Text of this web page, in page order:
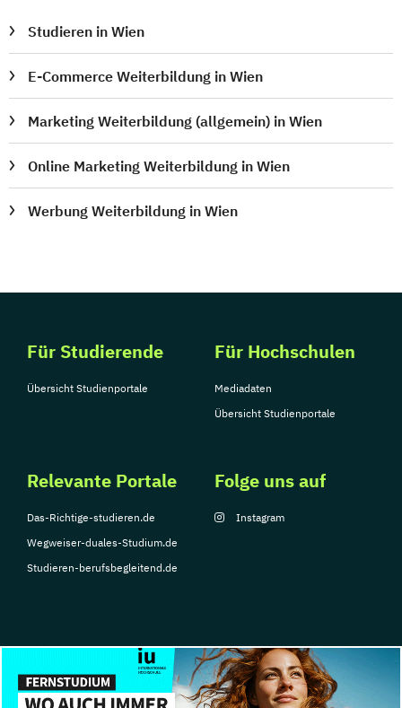
Studieren in Wien
E-Commerce Weiterbildung in Wien
Marketing Weiterbildung (allgemein) in Wien
Online Marketing Weiterbildung in Wien
Werbung Weiterbildung in Wien
Für Studierende
Übersicht Studienportale
Für Hochschulen
Mediadaten
Übersicht Studienportale
Relevante Portale
Das-Richtige-studieren.de
Wegweiser-duales-Studium.de
Studieren-berufsbegleitend.de
Folge uns auf
Instagram
© Copyright 2026, TarGroup Media GmbH